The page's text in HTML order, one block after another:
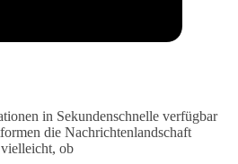
in Sekundenschnelle verfügbar
die Nachrichtenlandschaft
ob